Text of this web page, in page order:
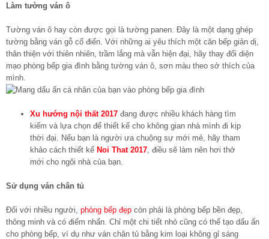
Làm tường ván ô
Tường ván ô hay còn được gọi là tường panen. Đây là một dạng ghép
tường bằng ván gỗ cổ điển. Với những ai yêu thích một căn bếp giản dị,
thân thiện với thiên nhiên, trầm lắng mà vẫn hiện đại, hãy thay đổi diện
mạo phòng bếp gia đình bằng tường ván ô, sơn màu theo sở thích của
mình.
Xu hướng nội thất 2017 đang được nhiều khách hàng tìm
kiếm và lựa chọn để thiết kế cho không gian nhà mình đi kịp
thời đại. Nếu bạn là người ưa chuộng sự mới mẻ, hãy tham
khảo cách thiết kế Noi That 2017 , điều sẽ làm nên hơi thở
mới cho ngôi nhà của bạn.
Sử dụng ván chân tủ
Đối với nhiều người, phòng bếp đẹp còn phải là phòng bếp bền đẹp,
thông minh và có điểm nhấn. Chỉ một chi tiết nhỏ cũng có thể tạo dấu ấn
cho phòng bếp, ví dụ như ván chân tủ bằng kim loại không gỉ sáng